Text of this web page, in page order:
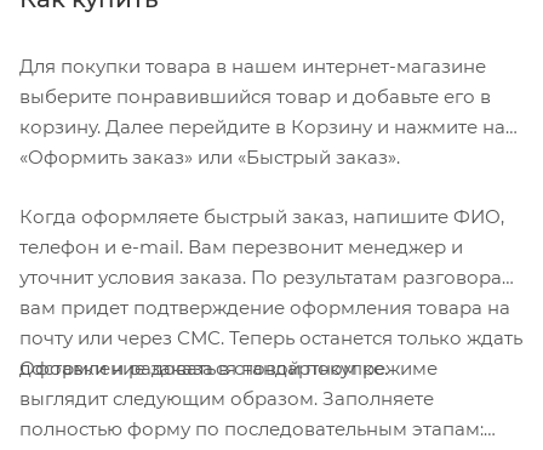
Для покупки товара в нашем интернет-магазине
выберите понравившийся товар и добавьте его в
корзину. Далее перейдите в Корзину и нажмите на
«Оформить заказ» или «Быстрый заказ».
Когда оформляете быстрый заказ, напишите ФИО,
телефон и e-mail. Вам перезвонит менеджер и
уточнит условия заказа. По результатам разговора
вам придет подтверждение оформления товара на
почту или через СМС. Теперь останется только ждать
доставки и радоваться новой покупке.
Оформление заказа в стандартном режиме
выглядит следующим образом. Заполняете
полностью форму по последовательным этапам: